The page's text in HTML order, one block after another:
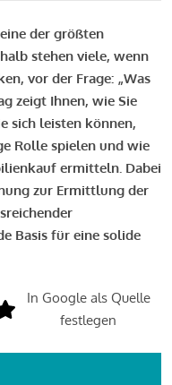
der größten
stehen viele, wenn
vor der Frage: „Was
zeigt Ihnen, wie Sie
sich leisten können,
Rolle spielen und wie
ermitteln. Dabei
zur Ermittlung der
Basis für eine solide
In Google als Quelle
festlegen